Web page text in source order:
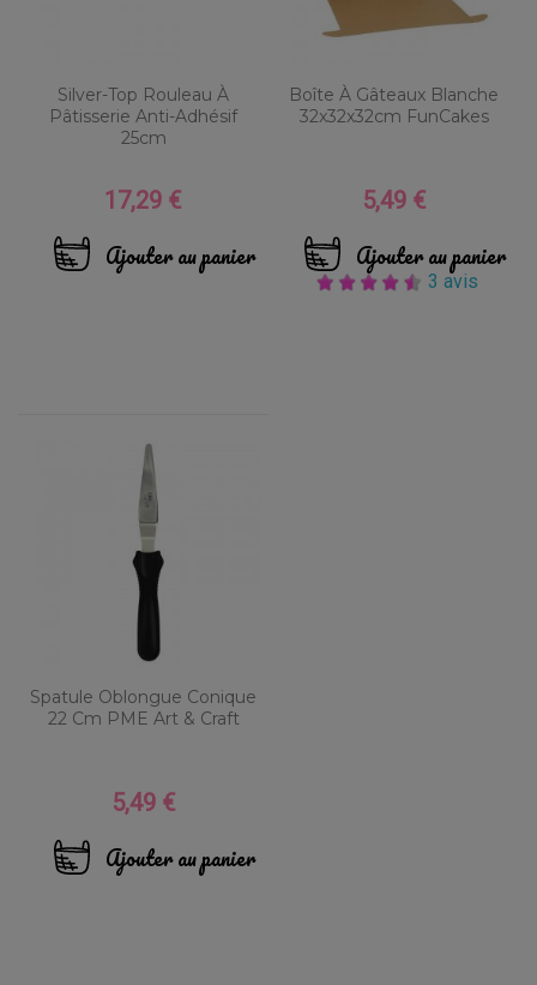
Silver-Top Rouleau À
Pâtisserie Anti-Adhésif
25cm
Prix
17,29 €
Ajouter au panier
Boîte À Gâteaux Blanche
32x32x32cm FunCakes
Prix
5,49 €
Ajouter au panier
3 avis
Spatule Oblongue Conique
22 Cm PME Art & Craft
Prix
5,49 €
Ajouter au panier